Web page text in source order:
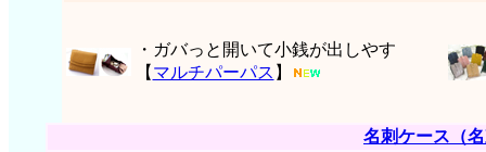
・ガバっと開いて小銭が出しやす
【 マルチパーパス 】
名刺ケース（